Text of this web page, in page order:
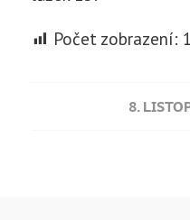
Počet zobrazení:
8.